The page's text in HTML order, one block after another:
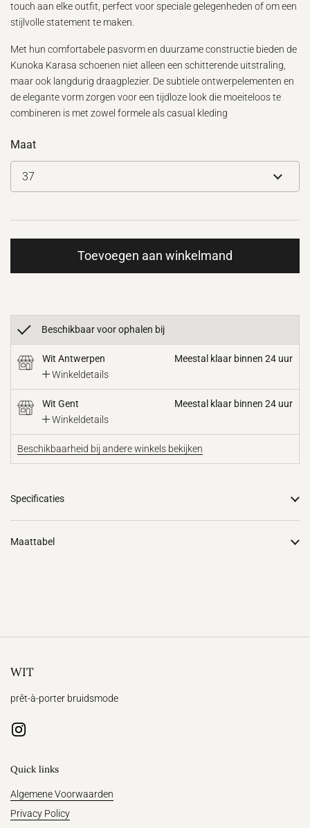
touch aan elke outfit, perfect voor speciale gelegenheden of om een
stijlvolle statement te maken.
Met hun comfortabele pasvorm en duurzame constructie bieden de
Kunoka Karasa schoenen niet alleen een schitterende uitstraling,
maar ook langdurig draagplezier. De subtiele ontwerpelementen en
de elegante vorm zorgen voor een tijdloze look die moeiteloos te
combineren is met zowel formele als casual kleding
Maat
Toevoegen aan winkelmand
Beschikbaar voor ophalen bij
Wit Antwerpen
Winkeldetails
Meestal klaar binnen 24 uur
Wit Gent
Winkeldetails
Meestal klaar binnen 24 uur
Beschikbaarheid bij andere winkels bekijken
Specificaties
Maattabel
WIT
prêt-à-porter bruidsmode
Instagram
Quick links
Algemene Voorwaarden
Privacy Policy